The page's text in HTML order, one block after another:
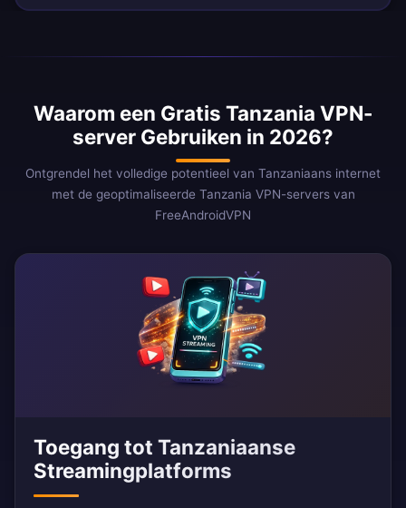
Waarom een Gratis Tanzania VPN-
server Gebruiken in 2026?
Ontgrendel het volledige potentieel van Tanzaniaans internet
met de geoptimaliseerde Tanzania VPN-servers van
FreeAndroidVPN
Toegang tot Tanzaniaanse
Streamingplatforms